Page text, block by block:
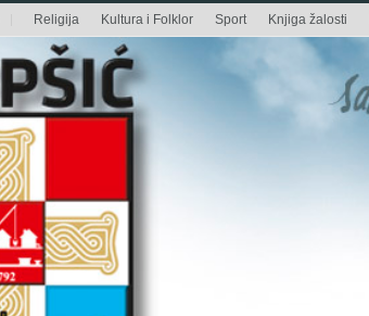
Religija Kultura i Folklor Sport Knjiga žalosti